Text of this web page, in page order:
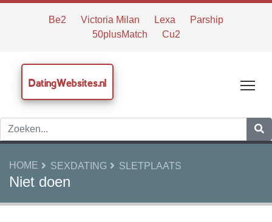
Be2 Victoria Milan Lexa
Parship
50plusMatch
Cu2
DatingWebsites.nl
HOME SEXDATING SLETPLAATS
Niet doen